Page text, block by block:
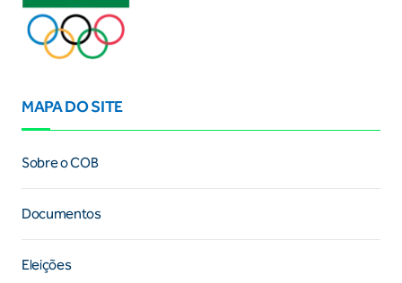
MAPA DO SITE
Sobre o COB
Documentos
Eleições